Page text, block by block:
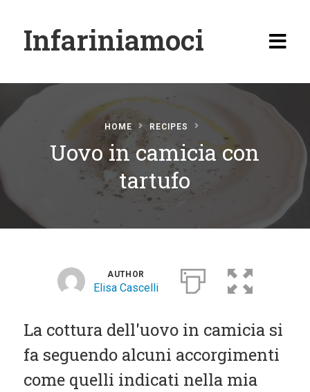
Infariniamoci
Antipasti
Pesce
Dolci
HOME RECIPES
Uovo in camicia con
tartufo
AUTHOR
Elisa Cascelli
La cottura dell'uovo in camicia si
fa seguendo alcuni accorgimenti
come quelli indicati nella mia